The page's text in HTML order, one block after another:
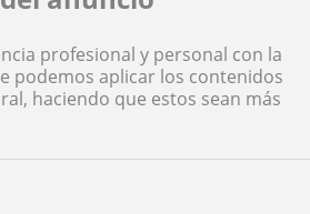
profesional y personal con la
podemos aplicar los contenidos
haciendo que estos sean más